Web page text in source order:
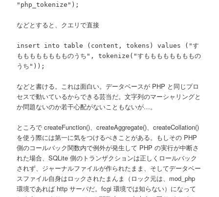
"php_tokenize");
などとすると、クエリで直接
insert into table (content, tokens) values ("す
もももももももものうち", tokenize("すももももももももの
うち"));
などと書ける。これは面白い。データベースが PHP と同じプロ
セスで動いているからできる芸当だ。文字列のマーシャリングと
か問題ないのか若干心配がないこともないが…。
ところで createFunction()、createAggregate()、createCollation()
を使う際には第一に気をつけるべきことがある。もしその PHP
側のコールバック関数内で例外が発生して PHP の実行が中断さ
れた場合、SQLite 側のトランザクションは正しくロールバック
されず、ジャーナルファイルが作られたまま、そしてデータベー
スファイル自身はロックされたまんま（ロック元は、mod_php
環境であれば http サーバだ。fcgi 環境では知らない）になって